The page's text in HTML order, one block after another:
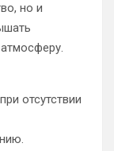
но и
отсутствии